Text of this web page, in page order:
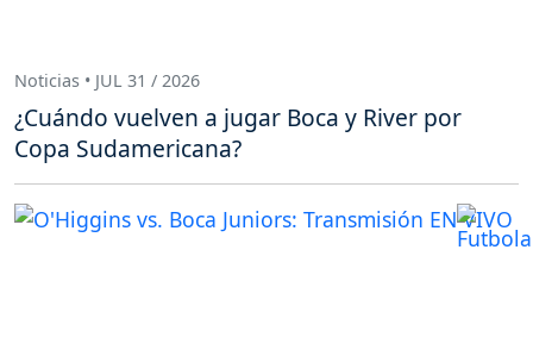
Noticias • JUL 31 / 2026
¿Cuándo vuelven a jugar Boca y River por
Copa Sudamericana?